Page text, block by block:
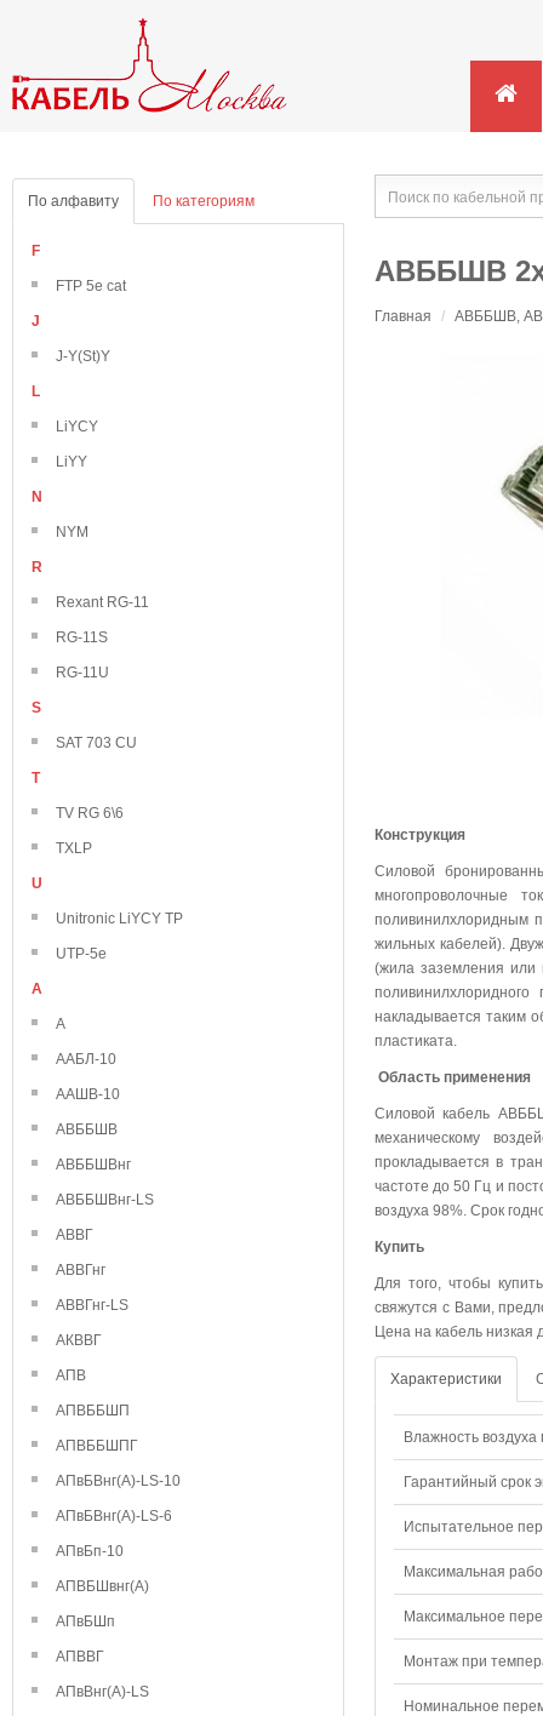
По алфавиту По категориям
F
FTP 5e cat
J
J-Y(St)Y
L
LiYCY
LiYY
N
NYM
R
Rexant RG-11
RG-11S
RG-11U
S
SAT 703 CU
T
TV RG 6\6
TXLP
U
Unitronic LiYCY TP
UTP-5e
А
А
ААБЛ-10
ААШВ-10
АВББШВ
АВББШВнг
АВББШВнг-LS
АВВГ
АВВГнг
АВВГнг-LS
АКВВГ
АПВ
АПВББШП
АПВББШПГ
АПвБВнг(А)-LS-10
АПвБВнг(А)-LS-6
АПвБп-10
АПВБШвнг(А)
АПвБШп
АПВВГ
АПвВнг(А)-LS
АВББШВ
Главная / АВББШВ,
Конструкция
Силовой
многопроволочные
поливинилхлоридным
жильных кабелей).
(жила заземления или
накладывается таким
пластиката.
Область применения
Силовой кабель
механическому
прокладывается в
частоте до 50 Гц и
воздуха 98%. Срок
Купить
Для того, чтобы
свяжутся с Вами,
Цена на кабель низкая
Характеристики
Влажность воздуха
Гарантийный срок
Испытательное
Максимальная
Максимальное
Монтаж при
Номинальное